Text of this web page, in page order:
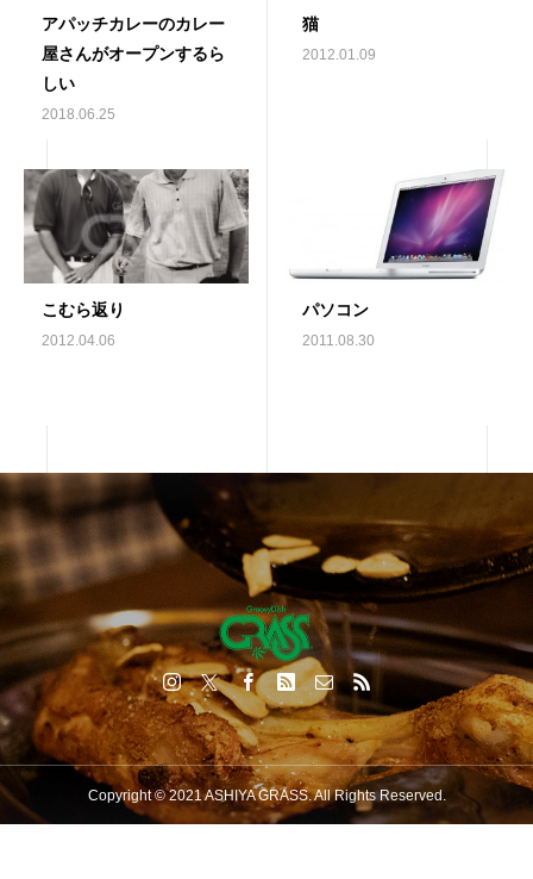
アパッチカレーのカレー
屋さんがオープンするら
しい
2018.06.25
猫
2012.01.09
こむら返り
2012.04.06
パソコン
2011.08.30
Copyright © 2021 ASHIYA GRASS. All Rights Reserved.